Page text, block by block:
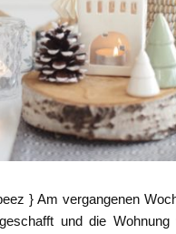
} Am vergangenen
und die Wohnung